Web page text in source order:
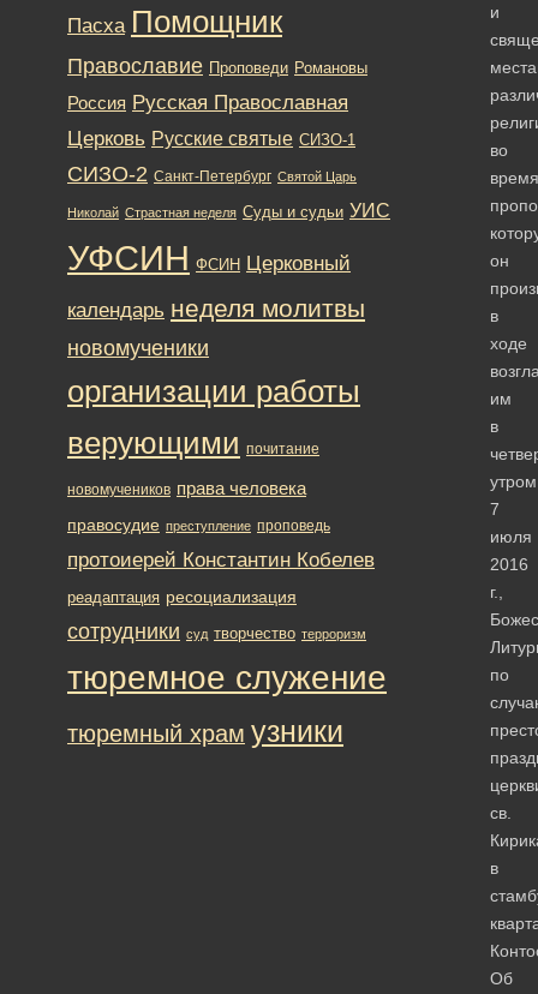
и
во
время
он
в
ходе
им
в
7
июля
2016
г.,
по
св.
в
Об
Пасха Помощник
Православие Проповеди Романовы
Россия Русская Православная
Церковь Русские святые СИЗО-1
СИЗО-2 Санкт-Петербург Святой Царь
Николай Страстная неделя Суды и судьи УИС
УФСИН ФСИН Церковный
календарь неделя молитвы
новомученики
организации работы
верующими почитание
новомучеников права человека
правосудие преступление проповедь
протоиерей Константин Кобелев
реадаптация ресоциализация
сотрудники суд творчество терроризм
тюремное служение
тюремный храм узники